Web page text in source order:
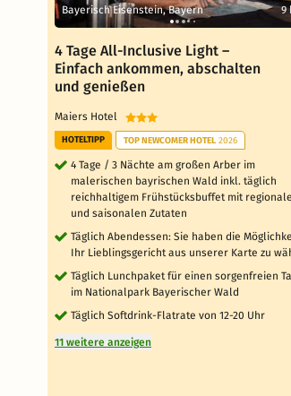
Bayerisch Eisenstein, Bayern 9
4 Tage All-Inclusive Light –
Einfach ankommen, abschalten
und genießen
Maiers Hotel
HOTELTIPP TOP NEWCOMER HOTEL 2026
4 Tage / 3 Nächte am großen Arber im
malerischen bayrischen Wald inkl. täglich
reichhaltigem Frühstücksbuffet mit
und saisonalen Zutaten
Täglich Abendessen: Sie haben die
Ihr Lieblingsgericht aus unserer Karte zu
Täglich Lunchpaket für einen sorgenfreien
im Nationalpark Bayerischer Wald
Täglich Softdrink-Flatrate von 12-20 Uhr
11 weitere anzeigen